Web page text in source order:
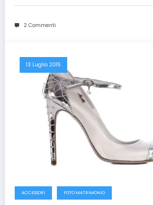
2 Commenti
13 Luglio 2015
ACCESSORI FOTO MATRIMONIO